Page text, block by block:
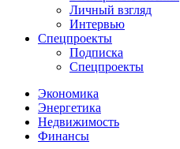
Личный взгляд
Интервью
Спецпроекты
Подписка
Спецпроекты
Экономика
Энергетика
Недвижимость
Финансы